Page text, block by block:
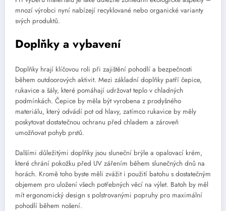
mnozí výrobci nyní nabízejí recyklované nebo organické varianty
svých produktů.
Doplňky a vybavení
Doplňky hrají klíčovou roli při zajištění pohodlí a bezpečnosti
během outdoorových aktivit. Mezi základní doplňky patří čepice,
rukavice a šály, které pomáhají udržovat teplo v chladných
podmínkách. Čepice by měla být vyrobena z prodyšného
materiálu, který odvádí pot od hlavy, zatímco rukavice by měly
poskytovat dostatečnou ochranu před chladem a zároveň
umožňovat pohyb prstů.
Dalšími důležitými doplňky jsou sluneční brýle a opalovací krém,
které chrání pokožku před UV zářením během slunečných dnů na
horách. Kromě toho byste měli zvážit i použití batohu s dostatečným
objemem pro uložení všech potřebných věcí na výlet. Batoh by měl
mít ergonomický design s polstrovanými popruhy pro maximální
pohodlí během nošení.